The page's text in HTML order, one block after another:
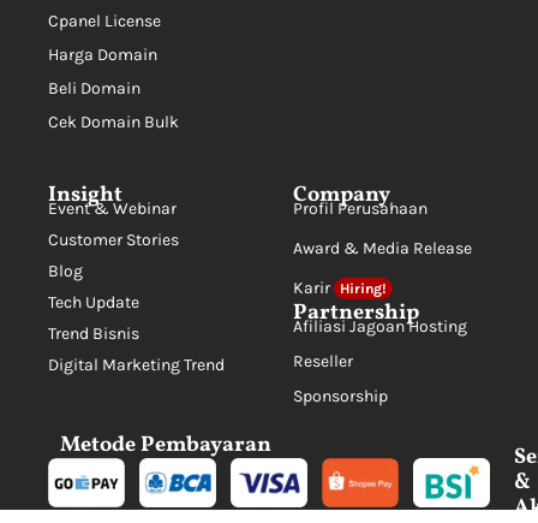
Cpanel License
Harga Domain
Beli Domain
Cek Domain Bulk
Insight
Event & Webinar
Customer Stories
Blog
Tech Update
Trend Bisnis
Digital Marketing Trend
Company
Profil Perusahaan
Award & Media Release
Karir
Hiring!
Partnership
Afiliasi Jagoan Hosting
Reseller
Sponsorship
Metode Pembayaran
&